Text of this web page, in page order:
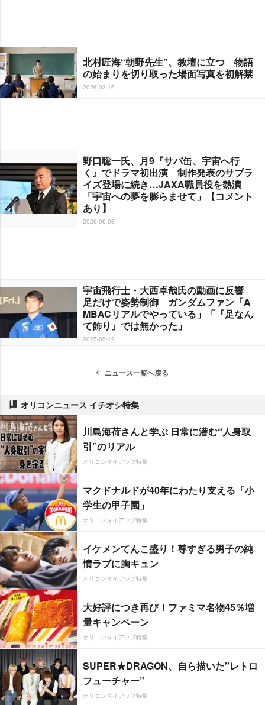
北村匠海“朝野先生”、教壇に立つ 物語
の始まりを切り取った場面写真を初解禁
2026-03-16
野口聡一氏、月9『サバ缶、宇宙へ行
く』でドラマ初出演 制作発表のサプラ
イズ登場に続き…JAXA職員役を熱演
「宇宙への夢を膨らませて」【コメント
あり】
2026-06-08
宇宙飛行士・大西卓哉氏の動画に反響
足だけで姿勢制御 ガンダムファン「A
MBACリアルでやっている」「『足なん
て飾り』では無かった」
2025-05-19
ニュース一覧へ戻る
オリコンニュース イチオシ特集
川島海荷さんと学ぶ 日常に潜む“人身取
引”のリアル
オリコンタイアップ特集
マクドナルドが40年にわたり支える「小
学生の甲子園」
オリコンタイアップ特集
イケメンてんこ盛り！尊すぎる男子の純
情ラブに胸キュン
オリコンタイアップ特集
大好評につき再び！ファミマ名物45％増
量キャンペーン
オリコンタイアップ特集
SUPER★DRAGON、自ら描いた”レトロ
フューチャー”
オリコンタイアップ特集